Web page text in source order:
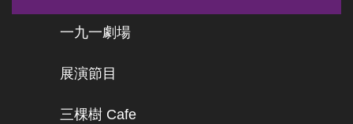
一九一劇場
展演節目
三棵樹 Cafe